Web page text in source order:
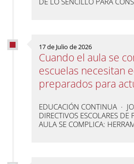
17 de Julio de 2026
Cuando el aula se
escuelas necesitan
preparados para
EDUCACIÓN CONTINUA ·
DIRECTIVOS ESCOLARES DE
AULA SE COMPLICA: